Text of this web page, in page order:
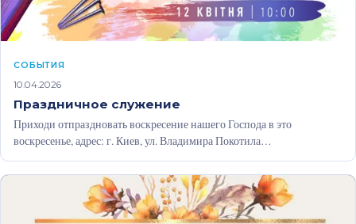
CОБЫТИЯ
10.04.2026
Праздничное служение
Приходи отпраздновать воскресение нашего Господа в это
воскресенье, адрес: г. Киев, ул. Владимира Покотила